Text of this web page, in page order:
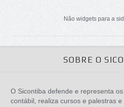
Não widgets para a
SOBRE O
O Sicontiba defende e representa
contábil, realiza cursos e palestras